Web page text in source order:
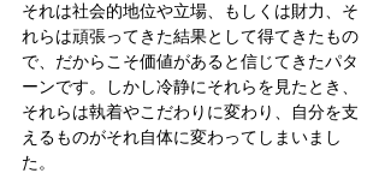
それは社会的地位や立場、もしくは財力、そ
れらは頑張ってきた結果として得てきたもの
で、だからこそ価値があると信じてきたパタ
ーンです。しかし冷静にそれらを見たとき、
それらは執着やこだわりに変わり、自分を支
えるものがそれ自体に変わってしまいまし
た。